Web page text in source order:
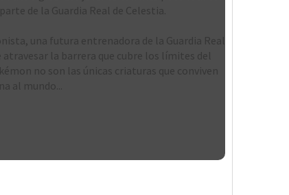
de la Guardia Real de Celestia.
una futura entrenadora de la Guardia Real
la barrera que cubre los límites del
no son las únicas criaturas que conviven
al mundo...